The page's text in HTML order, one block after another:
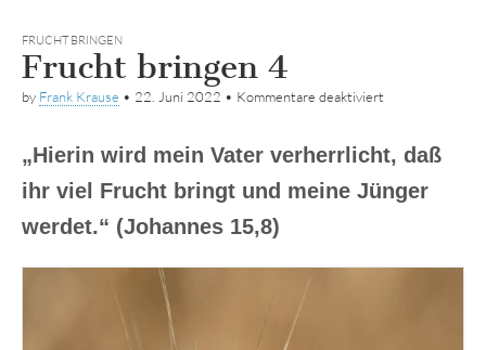
Tagebuch
FRUCHT BRINGEN
Frucht bringen 4
by Frank Krause • 22. Juni 2022 • Kommentare deaktiviert
4
„Hierin wird mein Vater verherrlicht, daß
ihr viel Frucht bringt und meine Jünger
werdet.“ (Johannes 15,8)